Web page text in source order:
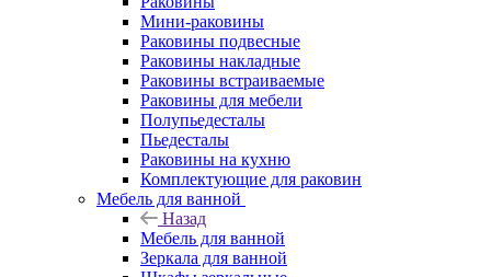
Мини-раковины
Раковины подвесные
Раковины накладные
Раковины встраиваемые
Раковины для мебели
Полупьедесталы
Пьедесталы
Раковины на кухню
Комплектующие для раковин
Мебель для ванной
Назад
Мебель для ванной
Зеркала для ванной